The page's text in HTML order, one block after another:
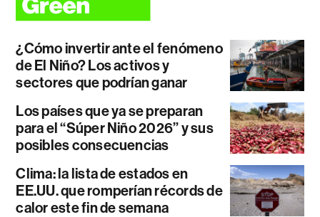
¿Cómo invertir ante el fenómeno
de El Niño? Los activos y
sectores que podrían ganar
Los países que ya se preparan
para el “Súper Niño 2026” y sus
posibles consecuencias
Clima: la lista de estados en
EE.UU. que romperían récords de
calor este fin de semana